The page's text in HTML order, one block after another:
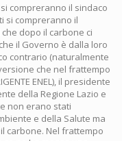
compreranno il sindaco
si compreranno il
dopo il carbone ci
il Governo è dalla loro
contrario (naturalmente
che nel frattempo
ENEL), il presidente
della Regione Lazio e
non erano stati
e della Salute ma
carbone. Nel frattempo